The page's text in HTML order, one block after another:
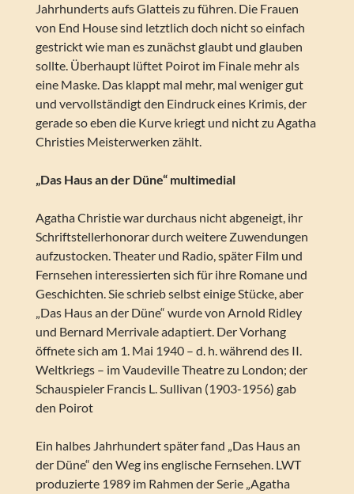
Jahrhunderts aufs Glatteis zu führen. Die Frauen
von End House sind letztlich doch nicht so einfach
gestrickt wie man es zunächst glaubt und glauben
sollte. Überhaupt lüftet Poirot im Finale mehr als
eine Maske. Das klappt mal mehr, mal weniger gut
und vervollständigt den Eindruck eines Krimis, der
gerade so eben die Kurve kriegt und nicht zu Agatha
Christies Meisterwerken zählt.
„Das Haus an der Düne“ multimedial
Agatha Christie war durchaus nicht abgeneigt, ihr
Schriftstellerhonorar durch weitere Zuwendungen
aufzustocken. Theater und Radio, später Film und
Fernsehen interessierten sich für ihre Romane und
Geschichten. Sie schrieb selbst einige Stücke, aber
„Das Haus an der Düne“ wurde von Arnold Ridley
und Bernard Merrivale adaptiert. Der Vorhang
öffnete sich am 1. Mai 1940 – d. h. während des II.
Weltkriegs – im Vaudeville Theatre zu London; der
Schauspieler Francis L. Sullivan (1903-1956) gab
den Poirot
Ein halbes Jahrhundert später fand „Das Haus an
der Düne“ den Weg ins englische Fernsehen. LWT
produzierte 1989 im Rahmen der Serie „Agatha